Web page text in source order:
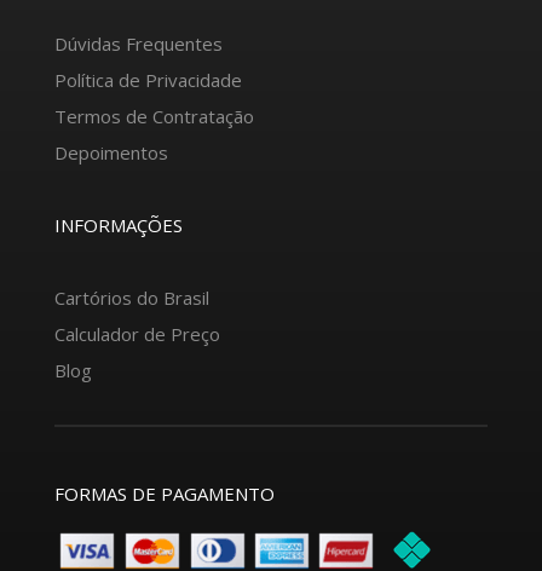
Dúvidas Frequentes
Política de Privacidade
Termos de Contratação
Depoimentos
INFORMAÇÕES
Cartórios do Brasil
Calculador de Preço
Blog
FORMAS DE PAGAMENTO